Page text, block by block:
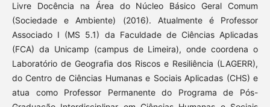
Livre Docência na Área do Núcleo Básico Geral Comum
(Sociedade e Ambiente) (2016). Atualmente é Professor
Associado I (MS 5.1) da Faculdade de Ciências Aplicadas
(FCA) da Unicamp (campus de Limeira), onde coordena o
Laboratório de Geografia dos Riscos e Resiliência (LAGERR),
do Centro de Ciências Humanas e Sociais Aplicadas (CHS) e
atua como Professor Permanente do Programa de Pós-